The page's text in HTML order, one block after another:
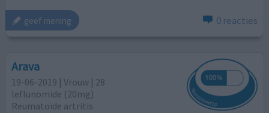
geef mening 0 reacties
Arava
19-06-2019 | Vrouw | 28
leflunomide (20mg)
Reumatoïde artritis